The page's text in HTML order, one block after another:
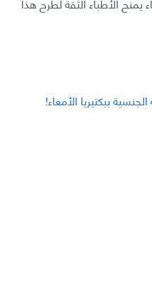
ببكتيريا الأمعاء!